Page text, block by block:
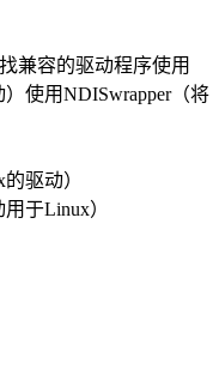
兼容的驱动程序使用
使用NDISwrapper（将
驱动）
于Linux）